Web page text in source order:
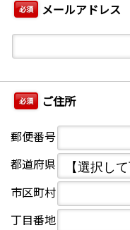
必須 メールアドレス
必須 ご住所
郵便番号
都道府県
市区町村
丁目番地